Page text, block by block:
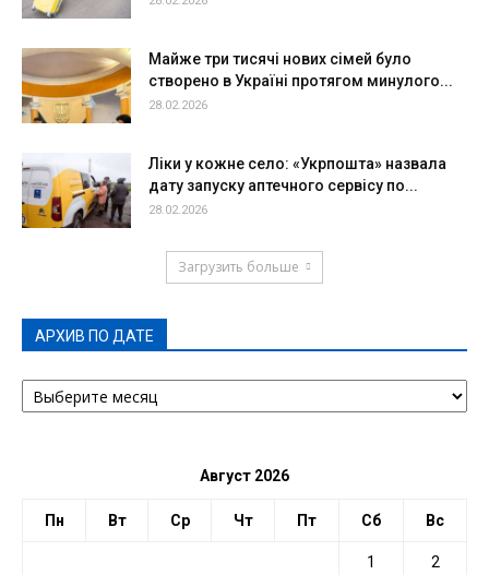
Майже три тисячі нових сімей було
створено в Україні протягом минулого...
28.02.2026
Ліки у кожне село: «Укрпошта» назвала
дату запуску аптечного сервісу по...
28.02.2026
Загрузить больше
АРХИВ ПО ДАТЕ
АРХИВ
ПО
Август 2026
Пн Вт Ср Чт Пт Сб Вс
1 2